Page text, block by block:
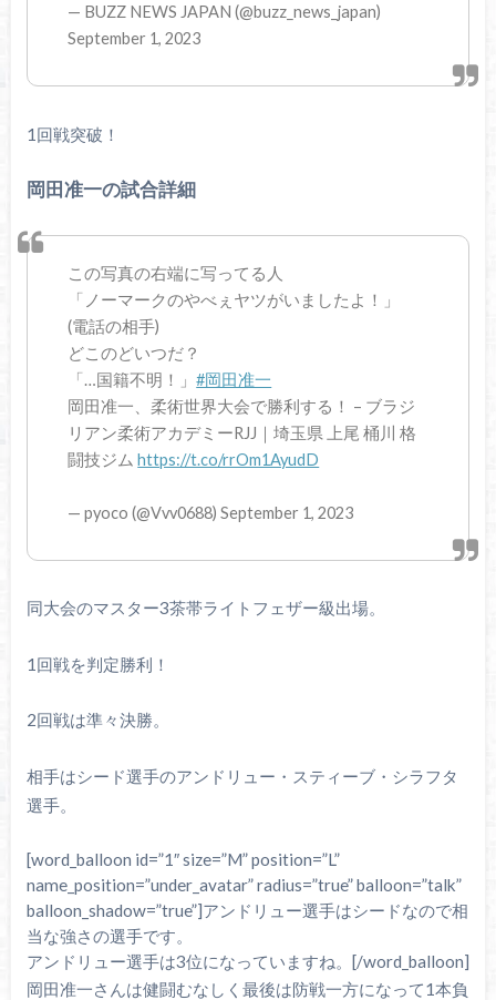
— BUZZ NEWS JAPAN (@buzz_news_japan)
September 1, 2023
1回戦突破！
岡田准一の試合詳細
この写真の右端に写ってる人
「ノーマークのやべぇヤツがいましたよ！」
(電話の相手)
どこのどいつだ？
「…国籍不明！」#岡田准一
岡田准一、柔術世界大会で勝利する！ – ブラジ
リアン柔術アカデミーRJJ｜埼玉県 上尾 桶川 格
闘技ジムhttps://t.co/rrOm1AyudD
— pyoco (@Vvv0688) September 1, 2023
同大会のマスター3茶帯ライトフェザー級出場。
1回戦を判定勝利！
2回戦は準々決勝。
相手はシード選手のアンドリュー・スティーブ・シラフタ
選手。
[word_balloon id=”1″ size=”M” position=”L”
name_position=”under_avatar” radius=”true” balloon=”talk”
balloon_shadow=”true”]アンドリュー選手はシードなので相
当な強さの選手です。
アンドリュー選手は3位になっていますね。[/word_balloon]
岡田准一さんは健闘むなしく最後は防戦一方になって1本負